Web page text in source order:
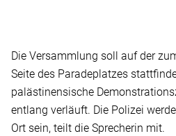
Die Versammlung soll auf der
Seite des Paradeplatzes
palästinensische
entlang verläuft. Die Polizei
Ort sein, teilt die Sprecherin mit.